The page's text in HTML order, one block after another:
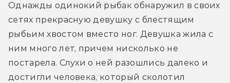
Однажды одинокий рыбак обнаружил в своих
сетях прекрасную девушку с блестящим
рыбьим хвостом вместо ног. Девушка жила с
ним много лет, причем нисколько не
постарела. Слухи о ней разошлись далеко и
достигли человека, который сколотил